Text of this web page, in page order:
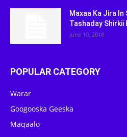
Maxaa Ka Jira
Tashaday Shirkii
June 10, 2018
POPULAR CATEGORY
Warar
Googooska Geeska
Maqaalo